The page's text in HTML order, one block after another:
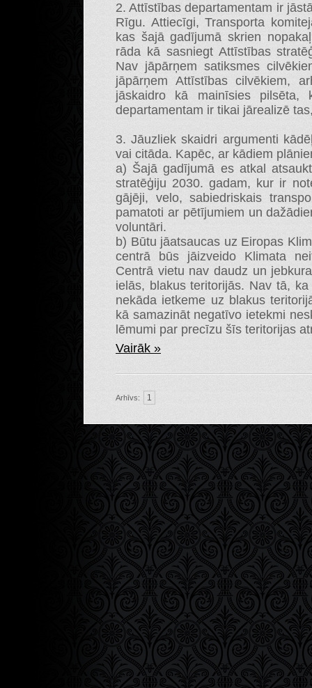
2. Attīstības departamentam ir
Rīgu. Attiecīgi, Transporta
kas šajā gadījumā skrien
rāda kā sasniegt Attīstības
Nav jāpārņem satiksmes
jāpārņem Attīstības cilvēkiem,
jāskaidro kā mainīsies pilsēta,
departamentam ir tikai jārealizē
3. Jāuzliek skaidri argumenti
vai citāda. Kapēc, ar kādiem
a) Šajā gadījumā es atkal
stratēģiju 2030. gadam, kur ir
gājēji, velo, sabiedriskais
pamatoti ar pētījumiem un
voluntāri.
b) Būtu jāatsaucas uz Eiropas
centrā būs jāizveido Klimata
Centrā vietu nav daudz un
ielās, blakus teritorijās. Nav tā,
nekāda ietkeme uz blakus
kā samazināt negatīvo ietekmi
lēmumi par precīzu šīs teritorijas
Vairāk »
Arhīvs: 1